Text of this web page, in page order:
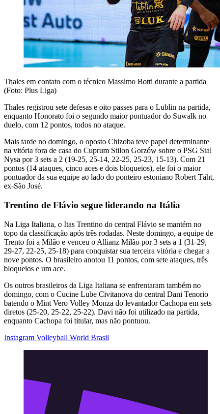
Thales em contato com o técnico Massimo Botti durante a partida
(Foto: Plus Liga)
Thales registrou sete defesas e oito passes para o Lublin na partida,
enquanto Honorato foi o segundo maior pontuador do Suwałk no
duelo, com 12 pontos, todos no ataque.
Mais tarde no domingo, o oposto Chizoba teve papel determinante
na vitória fora de casa do Cuprum Stilon Gorzów sobre o PSG Stal
Nysa por 3 sets a 2 (19-25, 25-14, 22-25, 25-23, 15-13). Com 21
pontos (14 ataques, cinco aces e dois bloqueios), ele foi o maior
pontuador da sua equipe ao lado do ponteiro estoniano Robert Täht,
ex-São José.
Trentino de Flávio segue liderando na Itália
Na Liga Italiana, o Itas Trentino do central Flávio se mantém no
topo da classificação após três rodadas. Neste domingo, a equipe de
Trento foi a Milão e venceu o Allianz Milão por 3 sets a 1 (31-29,
29-27, 22-25, 25-18) para conquistar sua terceira vitória e chegar a
nove pontos. O brasileiro anotou 11 pontos, com sete ataques, três
bloqueios e um ace.
Os outros brasileiros da Liga Italiana se enfrentaram também no
domingo, com o Cucine Lube Civitanova do central Dani Tenorio
batendo o Mint Vero Volley Monza do levantador Cachopa em sets
diretos (25-20, 25-22, 25-22). Davi não foi utilizado na partida,
enquanto Cachopa foi titular, mas não pontuou.
Instagram Volleyball World Brasil